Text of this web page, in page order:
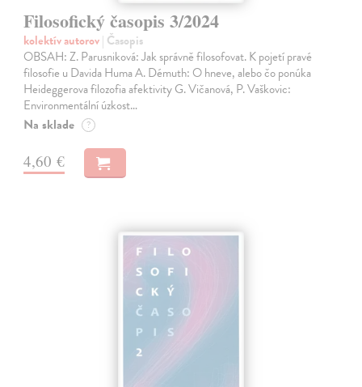
Filosofický časopis 3/2024
kolektív autorov| Časopis
OBSAH: Z. Parusniková: Jak správně filosofovat. K pojetí pravé
filosofie u Davida Huma A. Démuth: O hneve, alebo čo ponúka
Heideggerova filozofia afektivity G. Vičanová, P. Vaškovic:
Environmentální úzkost…
Na sklade ?
4,60 €